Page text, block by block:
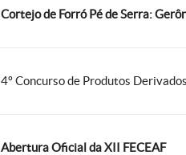
Cortejo de Forró Pé de Serra:
4º Concurso de Produtos
Abertura Oficial da XII FECEAF